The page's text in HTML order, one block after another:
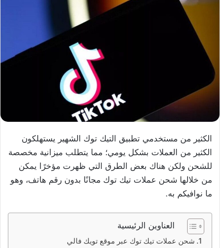
الكثير من مستخدمي تطبيق التيك توك الشهير يستهلكون
الكثير من العملات بشكل يومي؛ مما يتطلب ميزانية مخصصة
للشحن ولكن هناك بعض الطرق التي ظهرت مؤخرًا يمكن
من خلالها شحن عملات تيك توك مجانًا بدون رقم هاتف، وهو
ما نوافيكم به.
العناوين الرئيسية
شحن عملات تيك توك عبر موقع تويك فالي